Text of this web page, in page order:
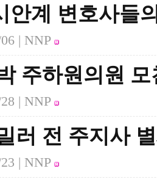
안계 변호사들
| NNP
주하원의원 모
| NNP
러 전 주지사
| NNP